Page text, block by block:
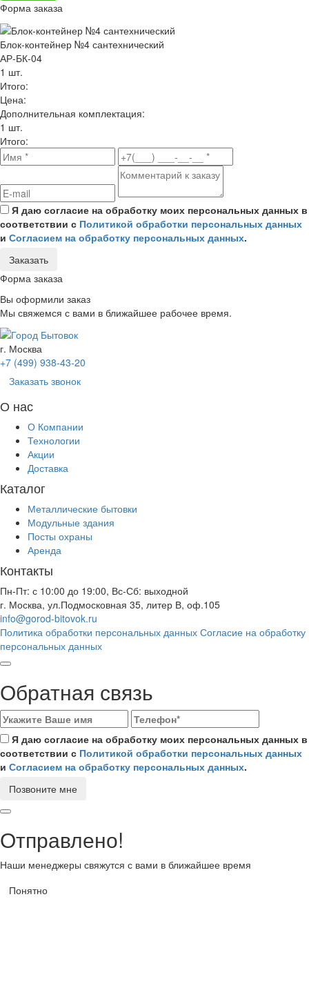
Форма заказа
Блок-контейнер №4 сантехнический
АР-БК-04
1 шт.
Итого:
Цена:
Дополнительная комплектация:
1 шт.
Итого:
Я даю согласие на обработку моих персональных данных в
соответствии с Политикой обработки персональных данных
и Согласием на обработку персональных данных.
Заказать
Форма заказа
Вы оформили заказ
Мы свяжемся с вами в ближайшее рабочее время.
г. Москва
+7 (499) 938-43-20
Заказать звонок
О нас
О Компании
Технологии
Акции
Доставка
Каталог
Металлические бытовки
Модульные здания
Посты охраны
Аренда
Контакты
Пн-Пт: с 10:00 до 19:00, Вс-Сб: выходной
г. Москва, ул.Подмосковная 35, литер В, оф.105
info@gorod-bitovok.ru
Политика обработки персональных данных Согласие на обработку
персональных данных
Обратная связь
Я даю согласие на обработку моих персональных данных в
соответствии с Политикой обработки персональных данных
и Согласием на обработку персональных данных.
Позвоните мне
Отправлено!
Наши менеджеры свяжутся с вами в ближайшее время
Понятно